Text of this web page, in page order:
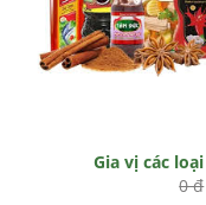
Gia vị các loại
0 đ